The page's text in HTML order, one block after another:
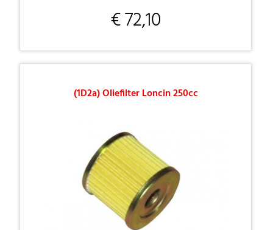
€ 72,10
(1D2a) Oliefilter Loncin 250cc